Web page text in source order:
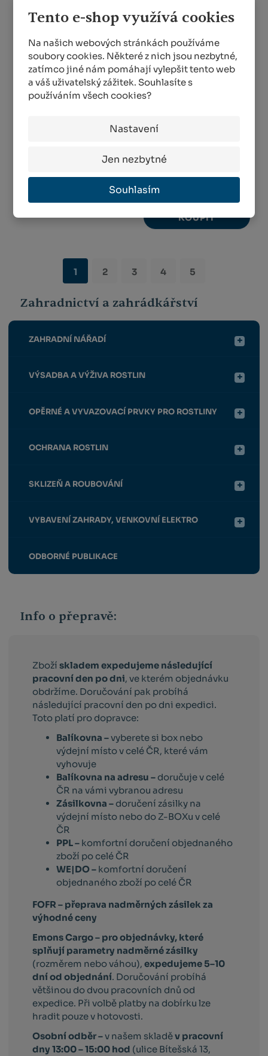
Tento e-shop využívá cookies
Na našich webových stránkách používáme
soubory cookies. Některé z nich jsou nezbytné,
zatímco jiné nám pomáhají vylepšit tento web
a váš uživatelský zážitek. Souhlasíte s
používáním všech cookies?
Nastavení
Jen nezbytné
Souhlasím
45,00 Kč
KOUPIT
SKLADEM VÍCE NEŽ 10 KS
1 2 3 4 5
Zahradnictví a zahrádkářství
ZAHRADNÍ NÁŘADÍ
VÝSADBA A VÝŽIVA ROSTLIN
OPĚRNÉ A VYVAZOVACÍ PRVKY PRO ROSTLINY
OCHRANA ROSTLIN
SKLIZEŇ A ROUBOVÁNÍ
VYBAVENÍ ZAHRADY, VENKOVNÍ ELEKTRO
ODBORNÉ PUBLIKACE
Info o přepravě:
Zbožískladem expedujeme následující
pracovní den po dni, ve kterém objednávku
obdržíme. Doručování pak probíhá
následující pracovní den po dni expedici.
Toto platí pro dopravce:
Balíkovna –vyberete si box nebo
výdejní místo v celé ČR, které vám
vyhovuje
Balíkovna na adresu – doručuje v celé
ČR na vámi vybranou adresu
Zásilkovna – doručení zásilky na
výdejní místo nebo do Z-BOXu v celé
ČR
PPL – komfortní doručení objednaného
zboží po celé ČR
WE|DO – komfortní doručení
objednaného zboží po celé ČR
FOFR – přeprava nadměrných zásilek za
výhodné ceny
Emons Cargo – pro objednávky, které
splňují parametry nadměrné zásilky
(rozměrem nebo váhou),expedujeme 5–10
dní od objednání. Doručování probíhá
většinou do dvou pracovních dnů od
expedice. Při volbě platby na dobírku lze
hradit pouze v hotovosti.
Osobní odběr –v našem skladěv pracovní
dny 13:00 – 15:00 hod (ulice Bítešská 13,